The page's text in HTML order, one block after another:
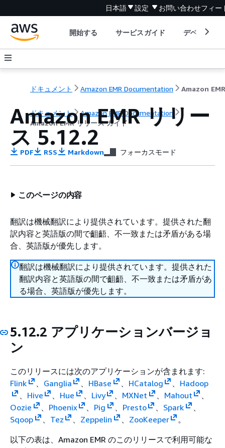
日本語 設定 お問い合わせフィー
開始する サービスガイド デベロッパ
ドキュメント Amazon EMR Documentation
ドキュメント
Amazon EMR Documentation
Amazon EMR リリース ガイド
Amazon EMR リリー
ス 5.12.2
PDF RSS Markdown フォーカスモード
このページの内容
翻訳は機械翻訳により提供されています。提供された翻
訳内容と英語版の間で齟齬、不一致または矛盾がある場
合、英語版が優先します。
翻訳は機械翻訳により提供されています。提供された
翻訳内容と英語版の間で齟齬、不一致または矛盾があ
る場合、英語版が優先します。
5.12.2 アプリケーションバージョ
ン
このリリースには次のアプリケーションが含まれます:
Flink
Ganglia HBase HCatalog
Hadoop
Hive Hue Livy MXNet Mahout
Oozie
Phoenix Pig Presto Spark
Sqoop
Tez Zeppelin ZooKeeper
。
以下の表は、Amazon EMR のこのリリースで利用可能な